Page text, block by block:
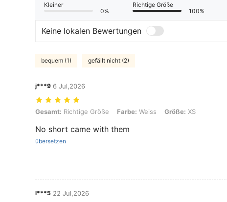
Kleiner
0%
Richtige Größe
100%
Keine lokalen Bewertungen
bequem (1) gefällt nicht (2)
j***9 6 Jul,2026
Gesamt: Richtige Größe, Farbe: Weiss, Größe: XS
Gesamt: Richtige Größe Farbe: Weiss Größe: XS
No short came with them
übersetzen
l***5 22 Jul,2026